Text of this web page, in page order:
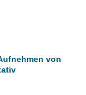
von